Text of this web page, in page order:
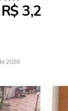
3,2
2026